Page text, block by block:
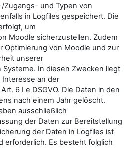
Zugangs- und Typen von
in Logfiles gespeichert. Die
um
Moodle sicherzustellen. Zudem
Optimierung von Moodle und zur
unserer
In diesen Zwecken liegt
an der
6 I e DSGVO. Die Daten in den
nach einem Jahr gelöscht.
ausschließlich
der Daten zur Bereitstellung
der Daten in Logfiles ist
erforderlich. Es besteht folglich